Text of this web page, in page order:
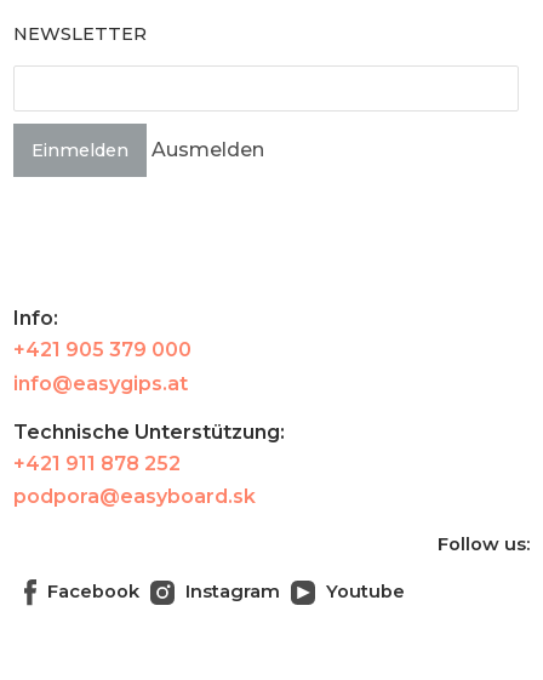
NEWSLETTER
Einmelden Ausmelden
Info:
+421 905 379 000
info@easygips.at
Technische Unterstützung:
+421 911 878 252
podpora@easyboard.sk
Follow us:
Facebook Instagram Youtube